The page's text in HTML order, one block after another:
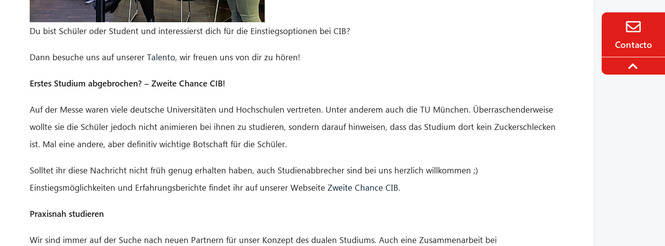
Du bist Schüler oder Student und interessierst dich für die Einstiegsoptionen bei CIB?
Dann besuche uns auf unserer Talento, wir freuen uns von dir zu hören!
Erstes Studium abgebrochen? – Zweite Chance CIB!
Auf der Messe waren viele deutsche Universitäten und Hochschulen vertreten. Unter anderem auch die TU München. Überraschenderweise
wollte sie die Schüler jedoch nicht animieren bei ihnen zu studieren, sondern darauf hinweisen, dass das Studium dort kein Zuckerschlecken
ist. Mal eine andere, aber definitiv wichtige Botschaft für die Schüler.
Solltet ihr diese Nachricht nicht früh genug erhalten haben, auch Studienabbrecher sind bei uns herzlich willkommen ;)
Einstiegsmöglichkeiten und Erfahrungsberichte findet ihr auf unserer Webseite Zweite Chance CIB.
Praxisnah studieren
Wir sind immer auf der Suche nach neuen Partnern für unser Konzept des dualen Studiums. Auch eine Zusammenarbeit bei
Contacto